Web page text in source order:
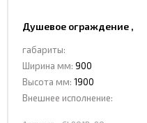
Душевое ограждение ,
габариты:
Ширина мм: 900
Высота мм: 1900
Внешнее исполнение: